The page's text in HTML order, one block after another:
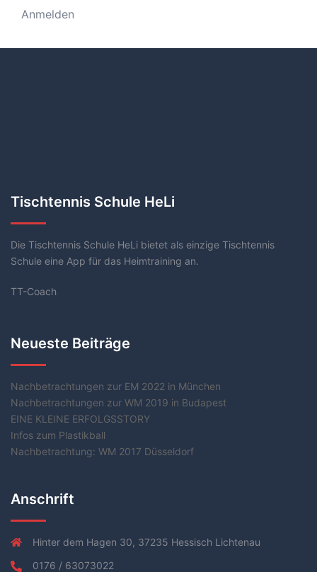
Anmelden
Tischtennis Schule HeLi
Die Tischtennis Schule HeLi bietet als einzige Tischtennis
Schule eine App für das Heimtraining an.
TT-Coach
Neueste Beiträge
Nachbetrachtungen zur EM 2022 in München
Nachbetrachtungen zur WM 2019 in Budapest
EINE KLEINE ERFOLGSSTORY
Infos zum Plastikball
Nachbetrachtung: WM 2017 Düsseldorf
Anschrift
Hinter dem Hagen 30, 37235 Hessisch Lichtenau
0176 / 63073022